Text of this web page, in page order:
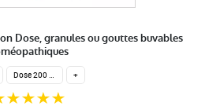
Dose, granules ou gouttes buvables
Dose 200 globules homéopathiques +